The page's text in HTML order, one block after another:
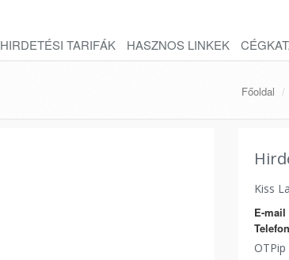
HIRDETÉSI TARIFÁK HASZNOS LINKEK
Főoldal
Kiss
E-
OTPip